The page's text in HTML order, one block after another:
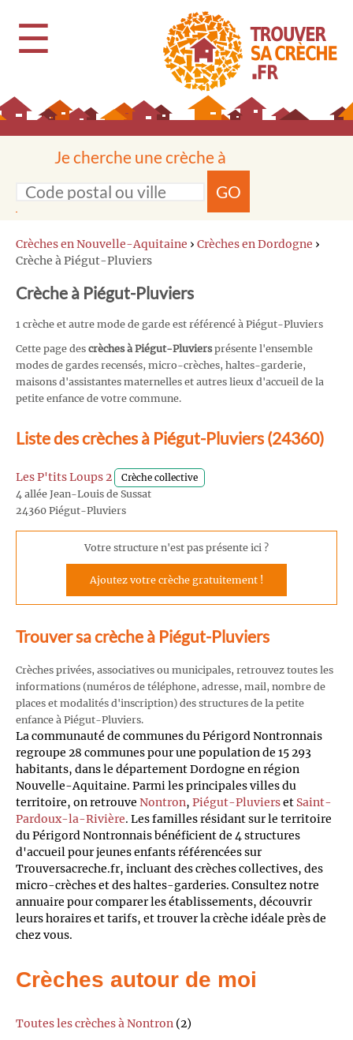
☰
Je cherche une crèche à
GO
Crèches en Nouvelle-Aquitaine › Crèches en Dordogne ›
Crèche à Piégut-Pluviers
Crèche à Piégut-Pluviers
1 crèche et autre mode de garde est référencé à Piégut-Pluviers
Cette page des crèches à Piégut-Pluviersprésente l'ensemble
modes de gardes recensés, micro-crèches, haltes-garderie,
maisons d'assistantes maternelles et autres lieux d'accueil de la
petite enfance de votre commune.
Liste des crèches à Piégut-Pluviers (24360)
Les P'tits Loups 2 Crèche collective
4 allée Jean-Louis de Sussat
24360 Piégut-Pluviers
Votre structure n'est pas présente ici ?
Ajoutez votre crèche gratuitement !
Trouver sa crèche à Piégut-Pluviers
Crèches privées, associatives ou municipales, retrouvez toutes les
informations (numéros de téléphone, adresse, mail, nombre de
places et modalités d'inscription) des structures de la petite
enfance à Piégut-Pluviers.
La communauté de communes du Périgord Nontronnais
regroupe 28 communes pour une population de 15 293
habitants, dans le département Dordogne en région
Nouvelle-Aquitaine. Parmi les principales villes du
territoire, on retrouve Nontron, Piégut-Pluvierset Saint-
Pardoux-la-Rivière. Les familles résidant sur le territoire
du Périgord Nontronnais bénéficient de 4 structures
d'accueil pour jeunes enfants référencées sur
Trouversacreche.fr, incluant des crèches collectives, des
micro-crèches et des haltes-garderies. Consultez notre
annuaire pour comparer les établissements, découvrir
leurs horaires et tarifs, et trouver la crèche idéale près de
chez vous.
Crèches autour de moi
Toutes les crèches à Nontron (2)